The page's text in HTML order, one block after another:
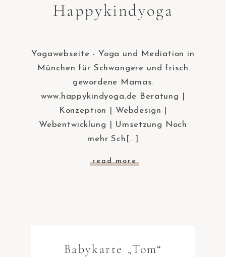
Happykindyoga
Yogawebseite - Yoga und Mediation in
München für Schwangere und frisch
gewordene Mamas.
www.happykindyoga.de Beratung |
Konzeption | Webdesign |
Webentwicklung | Umsetzung Noch
mehr Sch[...]
read more
Babykarte „Tom“